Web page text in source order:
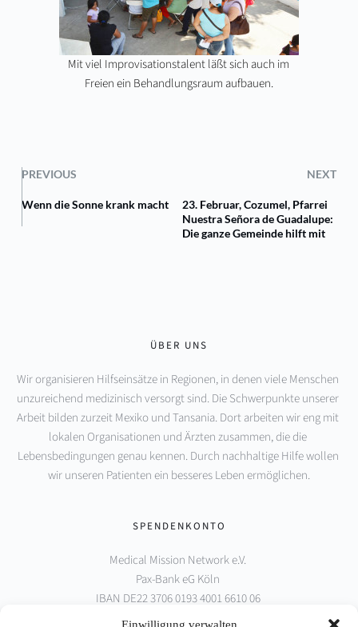
Einwilligung verwalten
Mit viel Improvisationstalent läßt sich auch im
Freien ein Behandlungsraum aufbauen.
PREVIOUS NEXT
Wenn die Sonne krank macht
23. Februar, Cozumel, Pfarrei
Nuestra Señora de Guadalupe:
Die ganze Gemeinde hilft mit
ÜBER UNS
Wir organisieren Hilfseinsätze in Regionen, in denen viele Menschen
unzureichend medizinisch versorgt sind. Die Schwerpunkte unserer
Arbeit bilden zurzeit Mexiko und Tansania. Dort arbeiten wir eng mit
lokalen Organisationen und Ärzten zusammen, die die
Lebensbedingungen genau kennen. Durch nachhaltige Hilfe wollen
wir unseren Patienten ein besseres Leben ermöglichen.
SPENDENKONTO
Medical Mission Network e.V.
Pax-Bank eG Köln
IBAN DE22 3706 0193 4001 6610 06
BIC GENODED1PAX